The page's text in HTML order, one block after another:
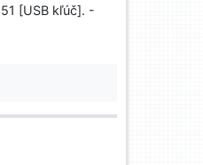
[USB kľúč]. -